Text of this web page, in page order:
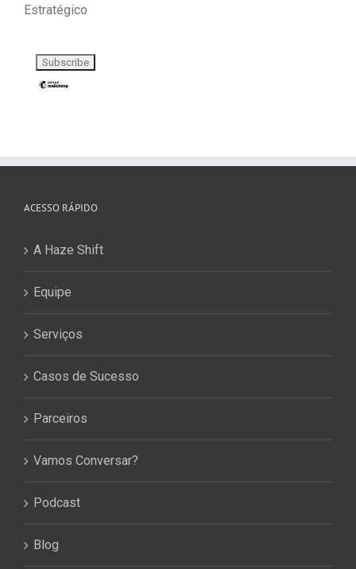
Estratégico
ACESSO RÁPIDO
A Haze Shift
Equipe
Serviços
Casos de Sucesso
Parceiros
Vamos Conversar?
Podcast
Blog